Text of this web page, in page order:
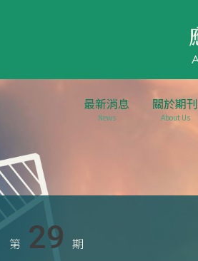
最新消息
News
關於期刊
About Us
第 29 期